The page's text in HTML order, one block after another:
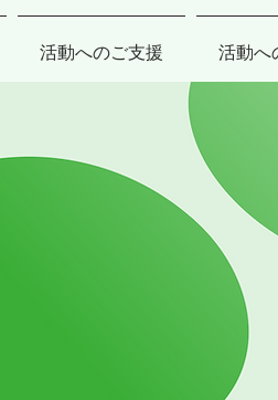
活動へのご支援 活動へ